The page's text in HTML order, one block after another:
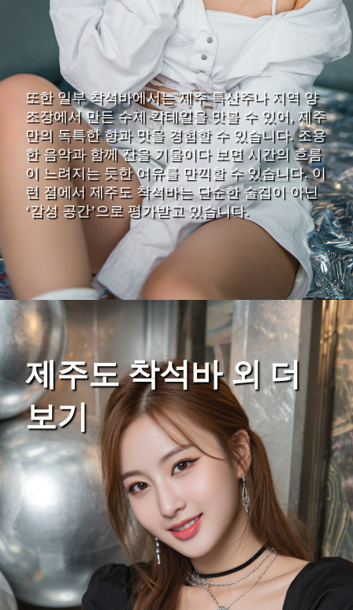
또한 일부 착석바에서는 제주 특산주나 지역 양
조장에서 만든 수제 칵테일을 맛볼 수 있어, 제주
만의 독특한 향과 맛을 경험할 수 있습니다. 조용
한 음악과 함께 잔을 기울이다 보면 시간의 흐름
이 느려지는 듯한 여유를 만끽할 수 있습니다. 이
런 점에서 제주도 착석바는 단순한 술집이 아닌
‘감성 공간’으로 평가받고 있습니다.
제주도 착석바 외 더
보기